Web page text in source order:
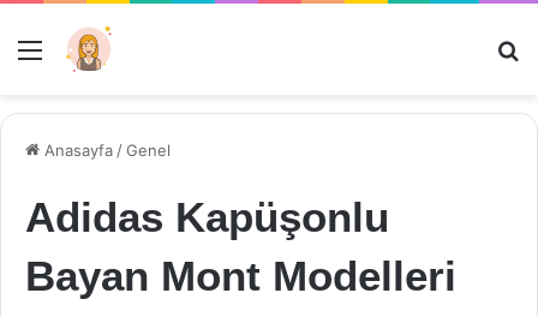
Menü
Anasayfa /Genel
Adidas Kapüşonlu
Bayan Mont Modelleri